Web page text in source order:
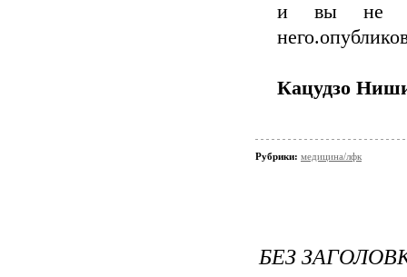
и вы не
Кацудзо
Рубрики: медицина/лфк
БЕЗ